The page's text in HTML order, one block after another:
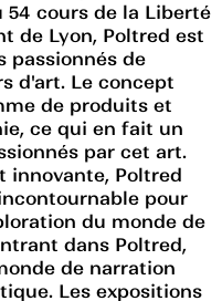
cours de la Liberté
de Lyon, Poltred est
passionnés de
d'art. Le concept
de produits et
ce qui en fait un
par cet art.
innovante, Poltred
pour
du monde de
dans Poltred,
de narration
Les expositions